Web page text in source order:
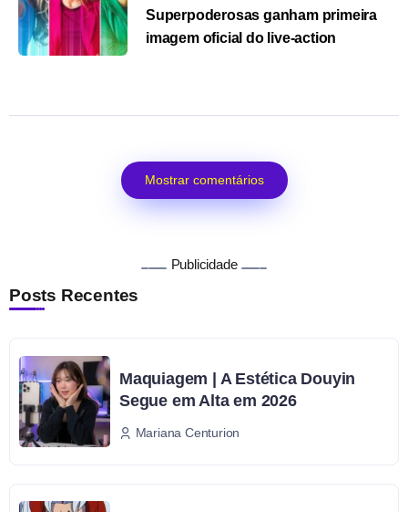
Superpoderosas ganham primeira
imagem oficial do live-action
Mostrar comentários
Publicidade
Posts Recentes
Maquiagem | A Estética Douyin
Segue em Alta em 2026
Mariana Centurion